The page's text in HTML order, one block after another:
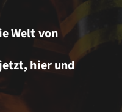
Welt von
hier und